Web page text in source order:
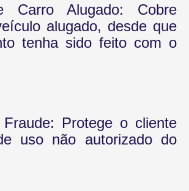
Carro Alugado: Cobre
alugado, desde que
tenha sido feito com o
Protege o cliente
uso não autorizado do